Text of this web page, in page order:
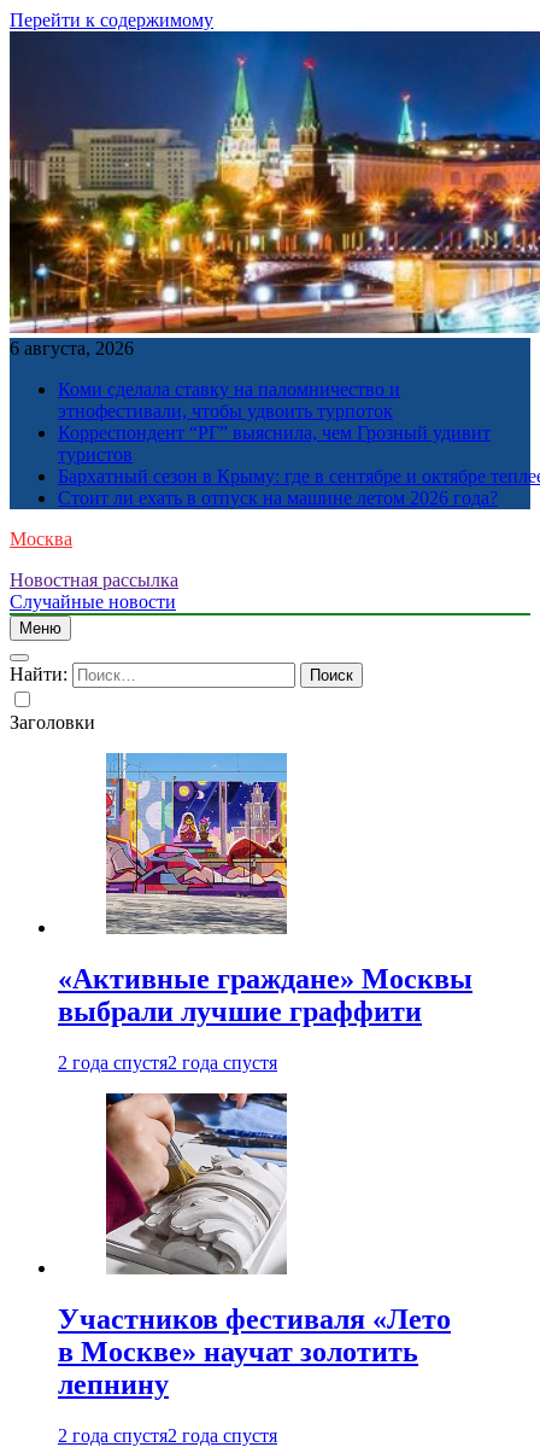
Перейти к содержимому
6 августа, 2026
Коми сделала ставку на паломничество и
этнофестивали, чтобы удвоить турпоток
Корреспондент “РГ” выяснила, чем Грозный удивит
туристов
Бархатный сезон в Крыму: где в сентябре и октябре
Стоит ли ехать в отпуск на машине летом 2026 года?
Москва
Новостная рассылка
Случайные новости
Меню
Найти:
Заголовки
«Активные граждане» Москвы
выбрали лучшие граффити
2 года спустя2 года спустя
Участников фестиваля «Лето
в Москве» научат золотить
лепнину
2 года спустя2 года спустя